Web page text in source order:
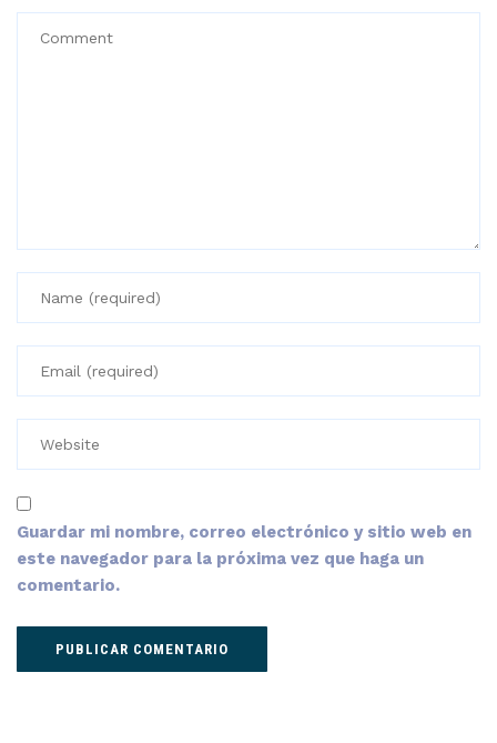
Guardar mi nombre, correo electrónico y sitio web en
este navegador para la próxima vez que haga un
comentario.